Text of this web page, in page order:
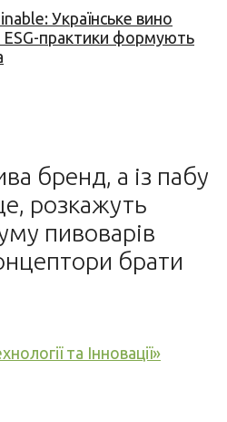
Українське вино
ESG-практики формують
бренд, а із пабу
розкажуть
пивоварів
брати
та Інновації»